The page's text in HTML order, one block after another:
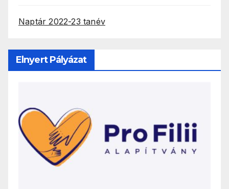
Naptár 2022-23 tanév
Elnyert Pályázat